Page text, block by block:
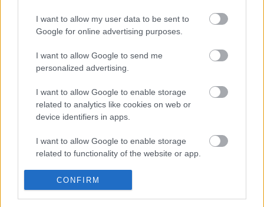
I want to allow my user data to be sent to
Google for online advertising purposes.
I want to allow Google to send me
personalized advertising.
I want to allow Google to enable storage
related to analytics like cookies on web or
device identifiers in apps.
I want to allow Google to enable storage
related to functionality of the website or app.
I want to allow Google to enable storage
related to personalization.
CONFIRM
Panigale-i gyártónak. Ennél csak Casey Stoner volt
sikeresebb a Ducatinál 23 győzelemmel.
„Nem igazán van kedvenc grafikám a sisakon. Minden
nagy jelentősége van. Ezek fontos és szép emlékek – és
teljesen különbözőek. Emlékek. 16 éves korodtól 36 éves
meglátod a tíz vagy 15 évvel ezelőtti dolgokat.”